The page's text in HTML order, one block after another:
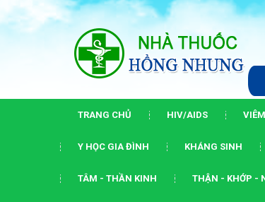
TRANG CHỦ HIV/AIDS
Y HỌC GIA ĐÌNH KHÁNG SINH
TÂM - THẦN KINH THẬN - KHỚP -